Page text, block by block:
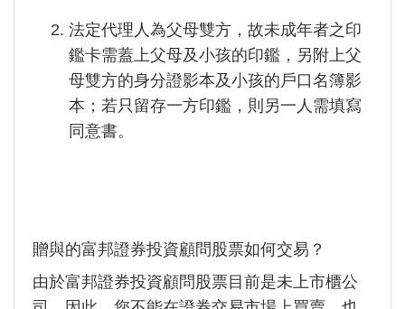
法定代理人為父母雙方，故未成年者之印
鑑卡需蓋上父母及小孩的印鑑，另附上父
母雙方的身分證影本及小孩的戶口名簿影
本；若只留存一方印鑑，則另一人需填寫
同意書。
贈與的富邦證券投資顧問股票如何交易？
由於富邦證券投資顧問股票目前是未上市櫃公